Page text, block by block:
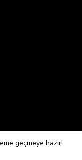
geçmeye hazır!